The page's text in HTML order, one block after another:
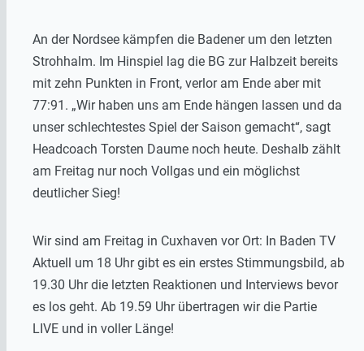
An der Nordsee kämpfen die Badener um den letzten
Strohhalm. Im Hinspiel lag die BG zur Halbzeit bereits
mit zehn Punkten in Front, verlor am Ende aber mit
77:91. „Wir haben uns am Ende hängen lassen und da
unser schlechtestes Spiel der Saison gemacht“, sagt
Headcoach Torsten Daume noch heute. Deshalb zählt
am Freitag nur noch Vollgas und ein möglichst
deutlicher Sieg!
Wir sind am Freitag in Cuxhaven vor Ort: In Baden TV
Aktuell um 18 Uhr gibt es ein erstes Stimmungsbild, ab
19.30 Uhr die letzten Reaktionen und Interviews bevor
es los geht. Ab 19.59 Uhr übertragen wir die Partie
LIVE und in voller Länge!